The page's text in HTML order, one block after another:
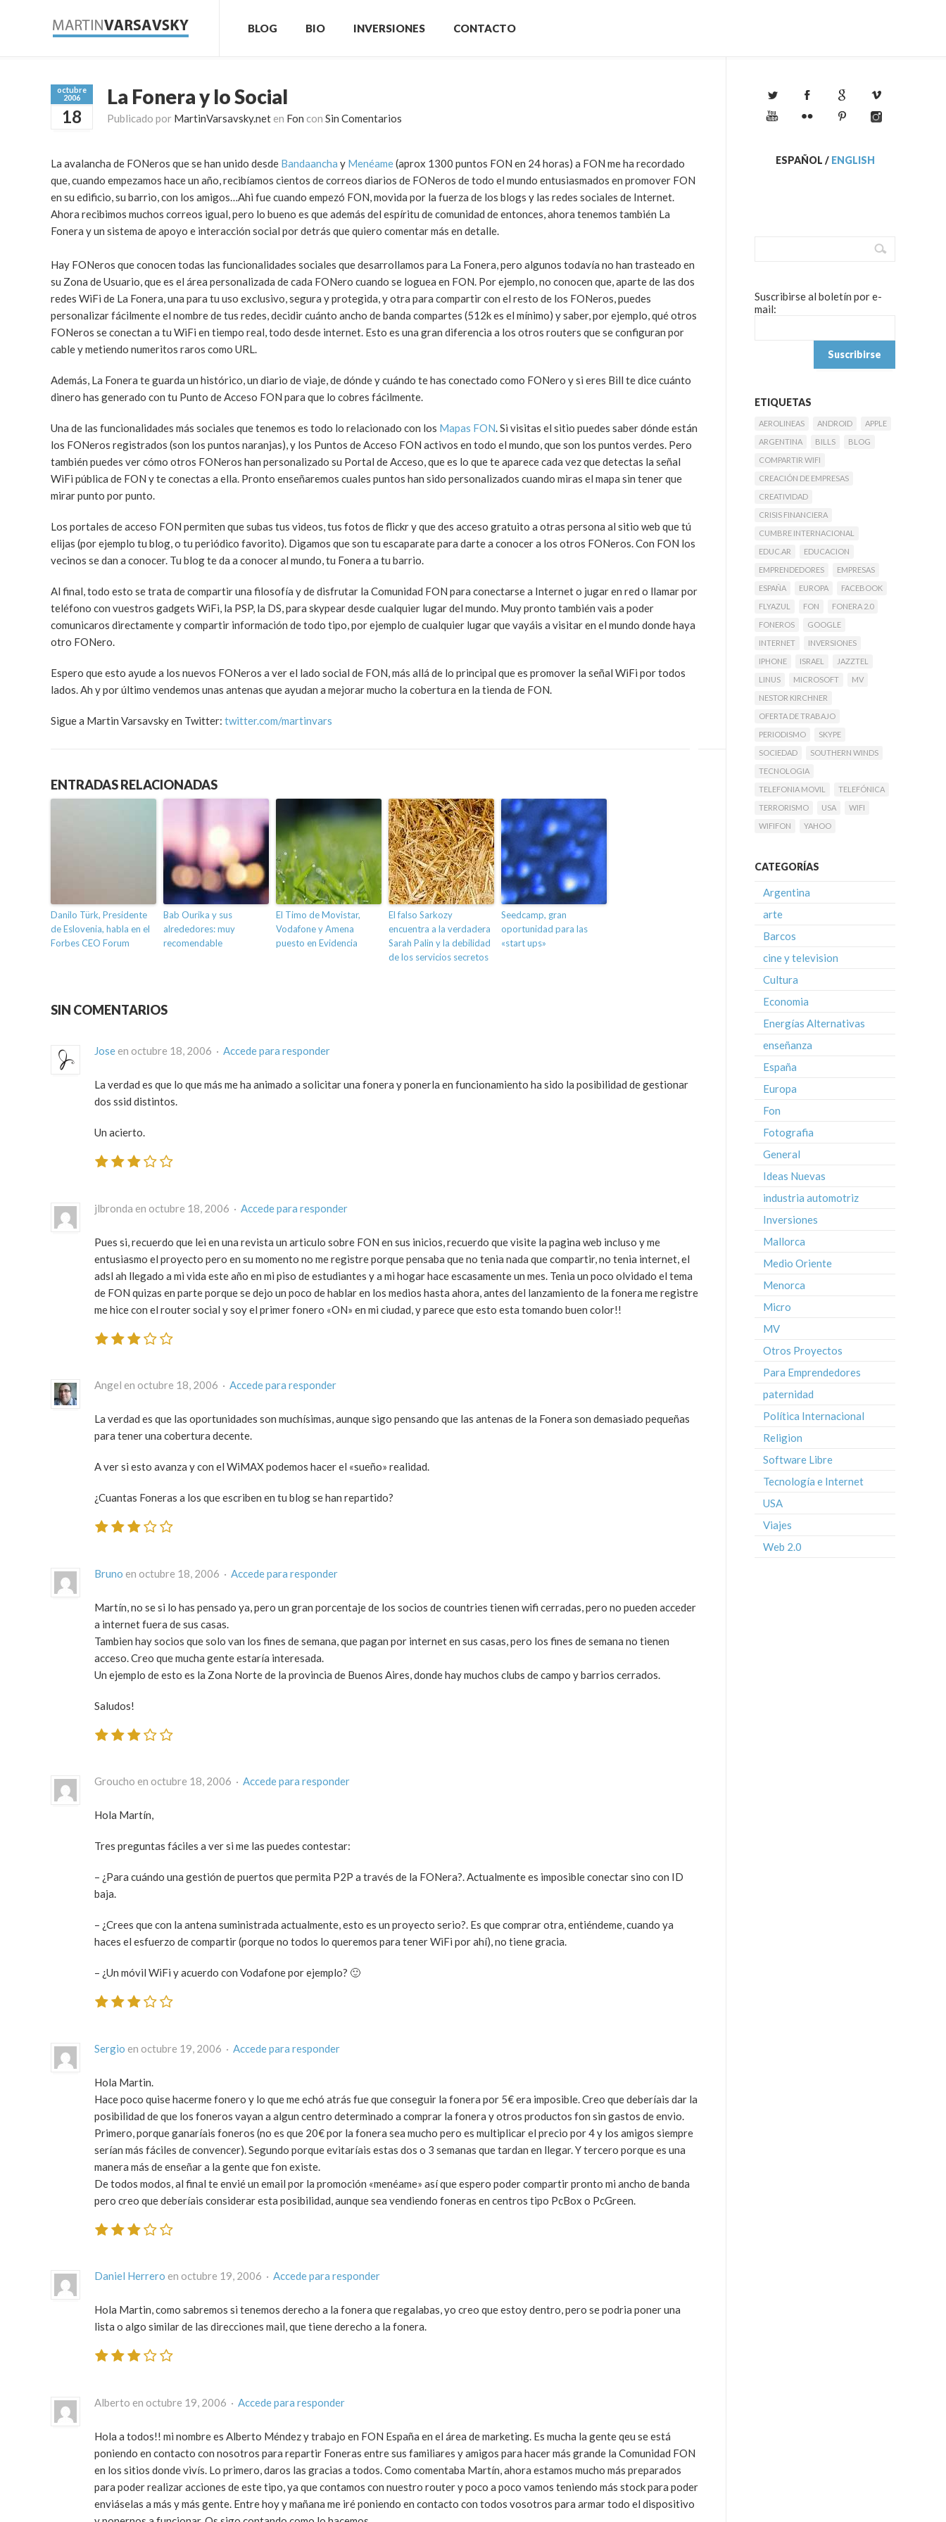
BLOG BIO INVERSIONES CONTACTO
octubre
2006
18
La Fonera y lo Social
Publicado por MartinVarsavsky.net en Fon con Sin Comentarios
La avalancha de FONeros que se han unido desde Bandaancha y Menéame(aprox 1300 puntos FON en 24 horas) a FON me ha recordado
que, cuando empezamos hace un año, recibíamos cientos de correos diarios de FONeros de todo el mundo entusiasmados en promover FON
en su edificio, su barrio, con los amigos…Ahi fue cuando empezó FON, movida por la fuerza de los blogs y las redes sociales de Internet.
Ahora recibimos muchos correos igual, pero lo bueno es que además del espíritu de comunidad de entonces, ahora tenemos también La
Fonera y un sistema de apoyo e interacción social por detrás que quiero comentar más en detalle.
Hay FONeros que conocen todas las funcionalidades sociales que desarrollamos para La Fonera, pero algunos todavía no han trasteado en
su Zona de Usuario, que es el área personalizada de cada FONero cuando se loguea en FON. Por ejemplo, no conocen que, aparte de las dos
redes WiFi de La Fonera, una para tu uso exclusivo, segura y protegida, y otra para compartir con el resto de los FONeros, puedes
personalizar fácilmente el nombre de tus redes, decidir cuánto ancho de banda compartes (512k es el mínimo) y saber, por ejemplo, qué otros
FONeros se conectan a tu WiFi en tiempo real, todo desde internet. Esto es una gran diferencia a los otros routers que se configuran por
cable y metiendo numeritos raros como URL.
Además, La Fonera te guarda un histórico, un diario de viaje, de dónde y cuándo te has conectado como FONero y si eres Bill te dice cuánto
dinero has generado con tu Punto de Acceso FON para que lo cobres fácilmente.
Una de las funcionalidades más sociales que tenemos es todo lo relacionado con los Mapas FON. Si visitas el sitio puedes saber dónde están
los FONeros registrados (son los puntos naranjas), y los Puntos de Acceso FON activos en todo el mundo, que son los puntos verdes. Pero
también puedes ver cómo otros FONeros han personalizado su Portal de Acceso, que es lo que te aparece cada vez que detectas la señal
WiFi pública de FON y te conectas a ella. Pronto enseñaremos cuales puntos han sido personalizados cuando miras el mapa sin tener que
mirar punto por punto.
Los portales de acceso FON permiten que subas tus videos, tus fotos de flickr y que des acceso gratuito a otras persona al sitio web que tú
elijas (por ejemplo tu blog, o tu periódico favorito). Digamos que son tu escaparate para darte a conocer a los otros FONeros. Con FON los
vecinos se dan a conocer. Tu blog te da a conocer al mundo, tu Fonera a tu barrio.
Al final, todo esto se trata de compartir una filosofía y de disfrutar la Comunidad FON para conectarse a Internet o jugar en red o llamar por
teléfono con vuestros gadgets WiFi, la PSP, la DS, para skypear desde cualquier lugar del mundo. Muy pronto también vais a poder
comunicaros directamente y compartir información de todo tipo, por ejemplo de cualquier lugar que vayáis a visitar en el mundo donde haya
otro FONero.
Espero que esto ayude a los nuevos FONeros a ver el lado social de FON, más allá de lo principal que es promover la señal WiFi por todos
lados. Ah y por último vendemos unas antenas que ayudan a mejorar mucho la cobertura en la tienda de FON.
Sigue a Martin Varsavsky en Twitter: twitter.com/martinvars
ENTRADAS RELACIONADAS
Danilo Türk, Presidente
de Eslovenia, habla en el
Forbes CEO Forum
Bab Ourika y sus
alrededores: muy
recomendable
El Timo de Movistar,
Vodafone y Amena
puesto en Evidencia
El falso Sarkozy
encuentra a la verdadera
Sarah Palin y la debilidad
de los servicios secretos
Seedcamp, gran
oportunidad para las
«start ups»
SIN COMENTARIOS
Jose en octubre 18, 2006 · Accede para responder
La verdad es que lo que más me ha animado a solicitar una fonera y ponerla en funcionamiento ha sido la posibilidad de gestionar
dos ssid distintos.
Un acierto.
jlbronda en octubre 18, 2006 · Accede para responder
Pues si, recuerdo que lei en una revista un articulo sobre FON en sus inicios, recuerdo que visite la pagina web incluso y me
entusiasmo el proyecto pero en su momento no me registre porque pensaba que no tenia nada que compartir, no tenia internet, el
adsl ah llegado a mi vida este año en mi piso de estudiantes y a mi hogar hace escasamente un mes. Tenia un poco olvidado el tema
de FON quizas en parte porque se dejo un poco de hablar en los medios hasta ahora, antes del lanzamiento de la fonera me registre
me hice con el router social y soy el primer fonero «ON» en mi ciudad, y parece que esto esta tomando buen color!!
Angel en octubre 18, 2006 · Accede para responder
La verdad es que las oportunidades son muchísimas, aunque sigo pensando que las antenas de la Fonera son demasiado pequeñas
para tener una cobertura decente.
A ver si esto avanza y con el WiMAX podemos hacer el «sueño» realidad.
¿Cuantas Foneras a los que escriben en tu blog se han repartido?
Bruno en octubre 18, 2006 · Accede para responder
Martín, no se si lo has pensado ya, pero un gran porcentaje de los socios de countries tienen wifi cerradas, pero no pueden acceder
a internet fuera de sus casas.
Tambien hay socios que solo van los fines de semana, que pagan por internet en sus casas, pero los fines de semana no tienen
acceso. Creo que mucha gente estaría interesada.
Un ejemplo de esto es la Zona Norte de la provincia de Buenos Aires, donde hay muchos clubs de campo y barrios cerrados.
Saludos!
Groucho en octubre 18, 2006 · Accede para responder
Hola Martín,
Tres preguntas fáciles a ver si me las puedes contestar:
– ¿Para cuándo una gestión de puertos que permita P2P a través de la FONera?. Actualmente es imposible conectar sino con ID
baja.
– ¿Crees que con la antena suministrada actualmente, esto es un proyecto serio?. Es que comprar otra, entiéndeme, cuando ya
haces el esfuerzo de compartir (porque no todos lo queremos para tener WiFi por ahí), no tiene gracia.
– ¿Un móvil WiFi y acuerdo con Vodafone por ejemplo? 🙂
Sergio en octubre 19, 2006 · Accede para responder
Hola Martin.
Hace poco quise hacerme fonero y lo que me echó atrás fue que conseguir la fonera por 5€ era imposible. Creo que deberíais dar la
posibilidad de que los foneros vayan a algun centro determinado a comprar la fonera y otros productos fon sin gastos de envio.
Primero, porque ganaríais foneros (no es que 20€ por la fonera sea mucho pero es multiplicar el precio por 4 y los amigos siempre
serían más fáciles de convencer). Segundo porque evitaríais estas dos o 3 semanas que tardan en llegar. Y tercero porque es una
manera más de enseñar a la gente que fon existe.
De todos modos, al final te envié un email por la promoción «menéame» así que espero poder compartir pronto mi ancho de banda
pero creo que deberíais considerar esta posibilidad, aunque sea vendiendo foneras en centros tipo PcBox o PcGreen.
Daniel Herrero en octubre 19, 2006 · Accede para responder
Hola Martin, como sabremos si tenemos derecho a la fonera que regalabas, yo creo que estoy dentro, pero se podria poner una
lista o algo similar de las direcciones mail, que tiene derecho a la fonera.
Alberto en octubre 19, 2006 · Accede para responder
Hola a todos!! mi nombre es Alberto Méndez y trabajo en FON España en el área de marketing. Es mucha la gente qeu se está
poniendo en contacto con nosotros para repartir Foneras entre sus familiares y amigos para hacer más grande la Comunidad FON
en los sitios donde vivís. Lo primero, daros las gracias a todos. Como comentaba Martín, ahora estamos mucho más preparados
para poder realizar acciones de este tipo, ya que contamos con nuestro router y poco a poco vamos teniendo más stock para poder
enviáselas a más y más gente. Entre hoy y mañana me iré poniendo en contacto con todos vosotros para armar todo el dispositivo
ESPAÑOL / ENGLISH
Suscribirse al boletín por e-
mail:
ETIQUETAS
AEROLINEAS ANDROID
APPLE
ARGENTINA
BILLS
BLOG
COMPARTIR WIFI
CREACIÓN DE EMPRESAS
CREATIVIDAD
CRISIS FINANCIERA
CUMBRE INTERNACIONAL
EDUC.AR
EDUCACION
EMPRENDEDORES
EMPRESAS
ESPAÑA
EUROPA
FACEBOOK
FLYAZUL
FON
FONERA 2.0
FONEROS
GOOGLE
INTERNET
INVERSIONES
IPHONE
ISRAEL
JAZZTEL
LINUS
MICROSOFT
MV
NESTOR KIRCHNER
OFERTA DE TRABAJO
PERIODISMO
SKYPE
SOCIEDAD
SOUTHERN WINDS
TECNOLOGIA
TELEFONIA MOVIL
TELEFÓNICA
TERRORISMO
USA
WIFI
WIFIFON
YAHOO
CATEGORÍAS
Argentina
arte
Barcos
cine y television
Cultura
Economia
Energías Alternativas
enseñanza
España
Europa
Fon
Fotografia
General
Ideas Nuevas
industria automotriz
Inversiones
Mallorca
Medio Oriente
Menorca
Micro
MV
Otros Proyectos
Para Emprendedores
paternidad
Política Internacional
Religion
Software Libre
Tecnología e Internet
USA
Viajes
Web 2.0